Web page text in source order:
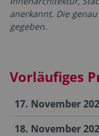
anerkannt. Die
gegeben.
Vorläufiges
17. November
18. November